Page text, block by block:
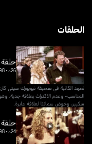
الحلقات
حلقة 1 • الحلقة الافتتاحية
26د •
تعهد الكاتبة في صحيفة نيويورك سيتي
المناسب- وعدم الاكتراث بعلاقة جدية.
سكيبر، وخوض سمانثا لعلاقة عابرة.
حلقة 2 • عارضات وأموات
24د •